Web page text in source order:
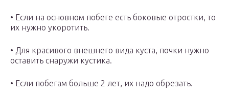
• Если на основном побеге есть боковые отростки, то
их нужно укоротить.
• Для красивого внешнего вида куста, почки нужно
оставить снаружи кустика.
• Если побегам больше 2 лет, их надо обрезать.